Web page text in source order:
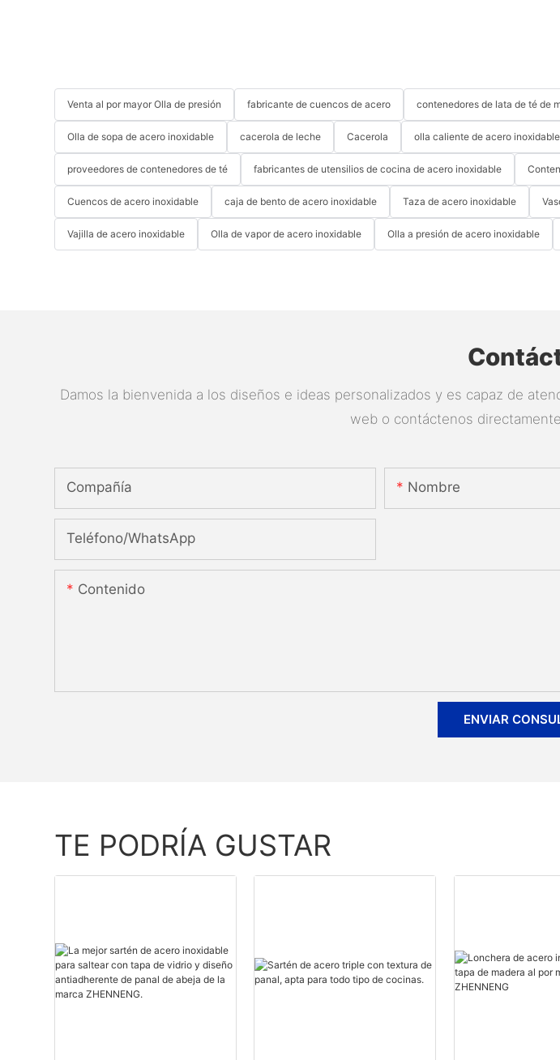
Venta al por mayor Olla de presión fabricante de cuencos de acero contenedores de lata de té de
Olla de sopa de acero inoxidable cacerola de leche Cacerola olla caliente de acero inoxidable
proveedores de contenedores de té fabricantes de utensilios de cocina de acero inoxidable
Cuencos de acero inoxidable caja de bento de acero inoxidable Taza de acero inoxidable
Vajilla de acero inoxidable Olla de vapor de acero inoxidable Olla a presión de acero inoxidable
Damos la bienvenida a los diseños e ideas personalizados y es capaz de
web o contáctenos
Compañía Nombre
Teléfono/WhatsApp
Contenido
ENVIAR
TE PODRÍA GUSTAR